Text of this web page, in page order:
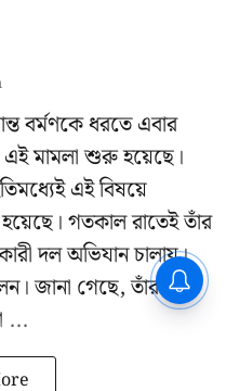
বর্মণকেধরতে এবার
মামলা শুরু হয়েছে।
এই বিষয়ে
গতকাল রাতেই তাঁর
দল অভিযান চালায়।
জানা গেছে, তাঁর বাড়ি
...
লক্ষ নাম বিবেচনাধীন রেখে
প্রতিবাদ - আদালতের
সিপিআইএম